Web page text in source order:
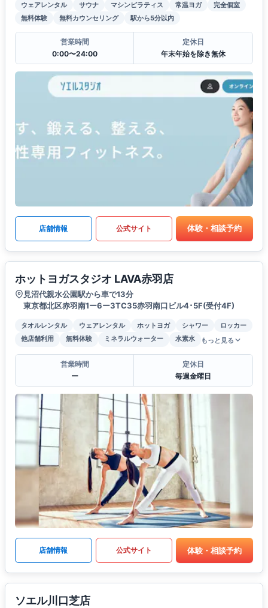
ウェアレンタル サウナ マシンピラティス 常温ヨガ
完全個室
無料体験
無料カウンセリング 駅から5分以内
営業時間
0:00〜24:00
定休日
年末年始を除き無休
店舗情報 公式サイト 体験・相談予約
ホットヨガスタジオ LAVA赤羽店
見沼代親水公園駅から車で13分
東京都北区赤羽南1ー6ー3TC35赤羽南口ビル4･5F(受付4F)
タオルレンタル ウェアレンタル ホットヨガ シャワー
ロッカー
他店舗利用
無料体験 ミネラルウォーター 水素水 もっと見る
営業時間
ー
定休日
毎週金曜日
店舗情報 公式サイト 体験・相談予約
ソエル川口芝店